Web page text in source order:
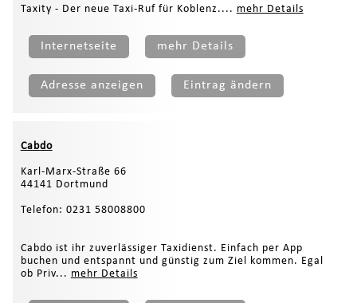
Taxity - Der neue Taxi-Ruf für Koblenz.... mehr Details
Internetseite mehr Details
Adresse anzeigen Eintrag ändern
Cabdo
Karl-Marx-Straße 66
44141 Dortmund
Telefon: 0231 58008800
Cabdo ist ihr zuverlässiger Taxidienst. Einfach per App
buchen und entspannt und günstig zum Ziel kommen. Egal
ob Priv... mehr Details